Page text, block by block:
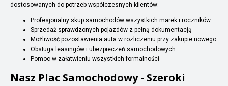
dostosowanych do potrzeb współczesnych klientów:
Profesjonalny skup samochodów wszystkich marek i roczników
Sprzedaż sprawdzonych pojazdów z pełną dokumentacją
Możliwość pozostawienia auta w rozliczeniu przy zakupie nowego
Obsługa leasingów i ubezpieczeń samochodowych
Pomoc w załatwieniu wszystkich formalności
Nasz Plac Samochodowy - Szeroki